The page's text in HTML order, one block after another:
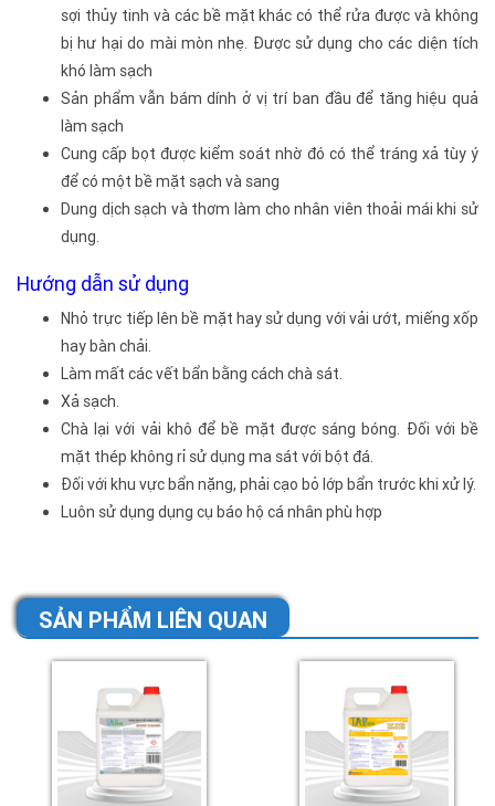
sợi thủy tinh và các bề mặt khác có thể rửa được và không
bị hư hại do mài mòn nhẹ. Được sử dụng cho các diện tích
khó làm sạch
Sản phẩm vẫn bám dính ở vị trí ban đầu để tăng hiệu quả
làm sạch
Cung cấp bọt được kiểm soát nhờ đó có thể tráng xả tùy ý
để có một bề mặt sạch và sang
Dung dịch sạch và thơm làm cho nhân viên thoải mái khi sử
dụng.
Hướng dẫn sử dụng
Nhỏ trực tiếp lên bề mặt hay sử dụng với vải ướt, miếng xốp
hay bàn chải.
Làm mất các vết bẩn bằng cách chà sát.
Xả sạch.
Chà lại với vải khô để bề mặt được sáng bóng. Đối với bề
mặt thép không rỉ sử dụng ma sát với bột đá.
Đối với khu vực bẩn nặng, phải cạo bỏ lớp bẩn trước khi xử lý.
Luôn sử dụng dụng cụ báo hộ cá nhân phù hợp
SẢN PHẨM LIÊN QUAN